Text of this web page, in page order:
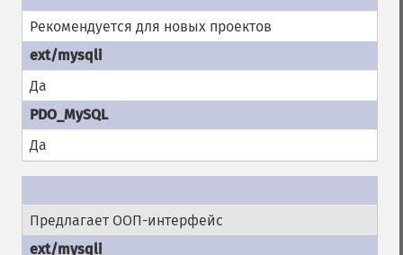
Рекомендуется для новых проектов
Да
Да
Предлагает ООП-интерфейс